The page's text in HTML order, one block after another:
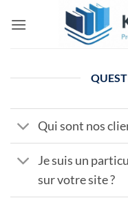
Qui sont nos
Je suis un
sur votre site ?